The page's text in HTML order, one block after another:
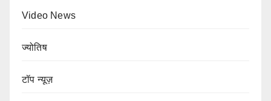
Video News
ज्योतिष
टॉप न्यूज़